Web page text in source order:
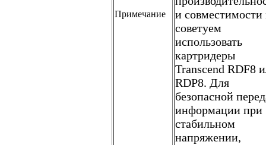
Примечание
и
советуем
использовать
картридеры
Transcend RDF8
RDP8. Для
безопасной
информации при
стабильном
напряжении,